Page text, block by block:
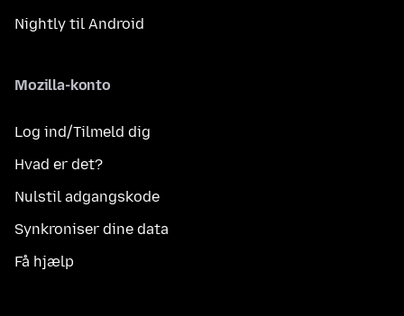
Nightly til Android
Mozilla-konto
Log ind/Tilmeld dig
Hvad er det?
Nulstil adgangskode
Synkroniser dine data
Få hjælp